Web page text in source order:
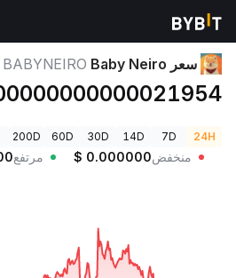
أسعار العملات الرقمية
سعر Baby Neiro BABYNEIRO
24H
7D
14D
30D
60D
200D
منخفض $ 0.000000 مرتفع